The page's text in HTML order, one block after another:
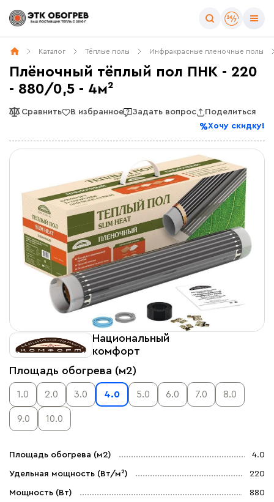
Каталог Тёплые полы Инфракрасные пленочные полы
Плёночный тёплый пол ПНК - 220
- 880/0,5 - 4м²
Сравнить В избранное Задать вопрос
Поделиться
Хочу скидку!
Национальный
комфорт
Площадь обогрева (м2)
1.0 2.0 3.0 4.0 5.0 6.0 7.0 8.0
9.0 10.0
Площадь обогрева (м2) 4.0
Удельная мощность (Вт/м²) 220
Мощность (Вт) 880